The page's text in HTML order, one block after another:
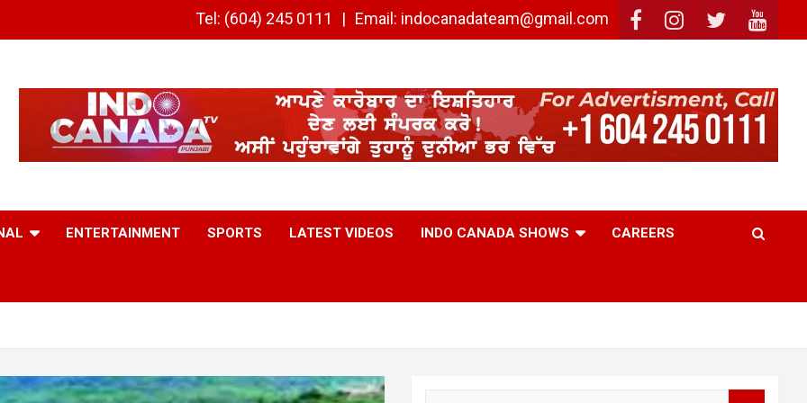
Tel: (604) 245 0111 Email: indocanadateam@gmail.com
ENTERTAINMENT SPORTS LATEST VIDEOS INDO CANADA SHOWS CAREERS